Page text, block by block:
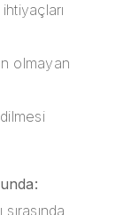
olmayan